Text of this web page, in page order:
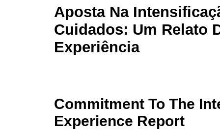
Aposta Na
Cuidados: Um Relato
Experiência
Commitment To The
Experience Report